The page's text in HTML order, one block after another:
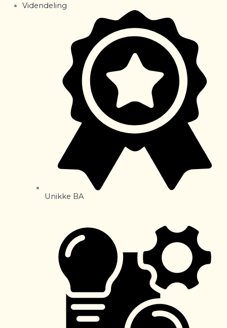
Videndeling
Unikke BA